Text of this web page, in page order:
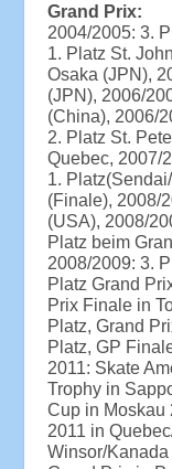
Grand Prix:
2004/2005: 3.
1. Platz St.
Osaka (JPN),
(JPN), 2006/
(China), 2006/
2. Platz St.
Quebec, 2007/
1.
(Finale), 2008/
(USA), 2008/
Platz beim
2008/2009: 3.
Platz Grand
Prix Finale in
Platz, Grand
Platz, GP
2011: Skate
Trophy in
Cup in Moskau
2011 in
Winsor/